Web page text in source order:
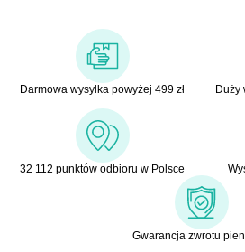
Darmowa wysyłka powyżej 499 zł
Duży
32 112 punktów odbioru w Polsce
Gwarancja zwrotu